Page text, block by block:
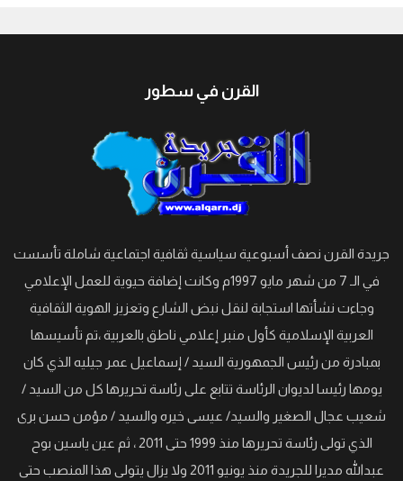
القرن في سطور
جريدة القرن نصف أسبوعية سياسية ثقافية اجتماعية شاملة تأسست
في الـ 7 من شهر مايو 1997م وكانت إضافة حيوية للعمل الإعلامي
وجاءت نشأتها استجابة لنقل نبض الشارع وتعزيز الهوية الثقافية
العربية الإسلامية كأول منبر إعلامي ناطق بالعربية ،تم تأسيسها
بمبادرة من رئيس الجمهورية السيد / إسماعيل عمر جيليه الذي كان
يومها رئيسا لديوان الرئاسة تتابع على رئاسة تحريرها كل من السيد /
شعيب عجال الصغير والسيد/ عيسى خيره والسيد / مؤمن حسن برى
الذي تولى رئاسة تحريرها منذ 1999 حتى 2011 ، ثم عين ياسين بوح
عبدالله مديرا للجريدة منذ يونيو 2011 ولا يزال يتولى هذا المنصب حتى